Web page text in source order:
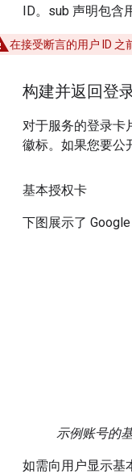
ID。sub 声明包含
在接受断言的用户 ID 之
构建并返回登
对于服务的登录卡
徽标。如果您要公
基本授权卡
下图展示了
示例账号的
如需向用户显示基